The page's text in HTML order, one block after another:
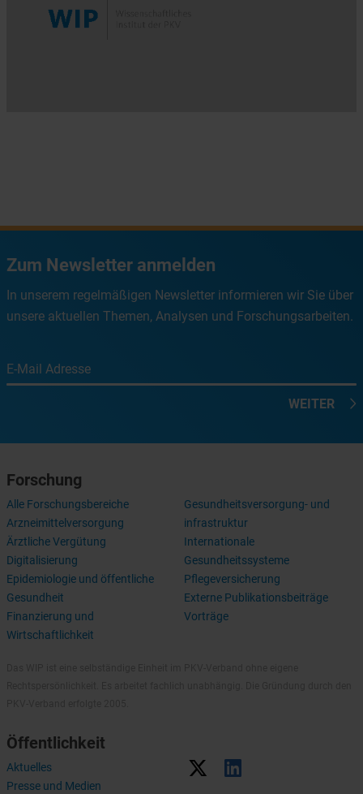
Zum Newsletter anmelden
In unserem regelmäßigen Newsletter informieren wir Sie über
unsere aktuellen Themen, Analysen und Forschungsarbeiten.
E-Mail Adresse
WEITER
Forschung
Alle Forschungsbereiche
Arzneimittelversorgung
Ärztliche Vergütung
Digitalisierung
Epidemiologie und öffentliche
Gesundheit
Finanzierung und
Wirtschaftlichkeit
Gesundheitsversorgung- und
infrastruktur
Internationale
Gesundheitssysteme
Pflegeversicherung
Externe Publikationsbeiträge
Vorträge
Öffentlichkeit
Aktuelles
Presse und Medien